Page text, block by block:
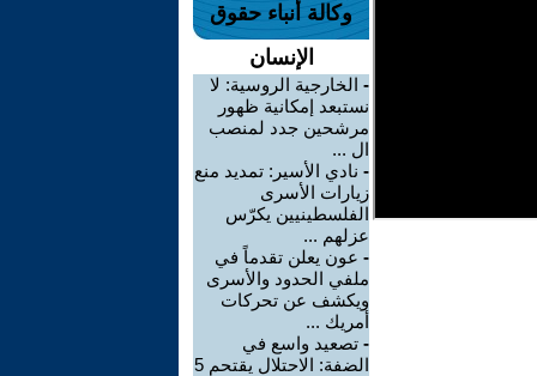
وكالة أنباء حقوق
الإنسان
- الخارجية الروسية: لا
نستبعد إمكانية ظهور
مرشحين جدد لمنصب
ال ...
- نادي الأسير: تمديد منع
زيارات الأسرى
الفلسطينيين يكرّس
عزلهم ...
- عون يعلن تقدماً في
ملفي الحدود والأسرى
ويكشف عن تحركات
أمريك ...
- تصعيد واسع في
الضفة: الاحتلال يقتحم 5